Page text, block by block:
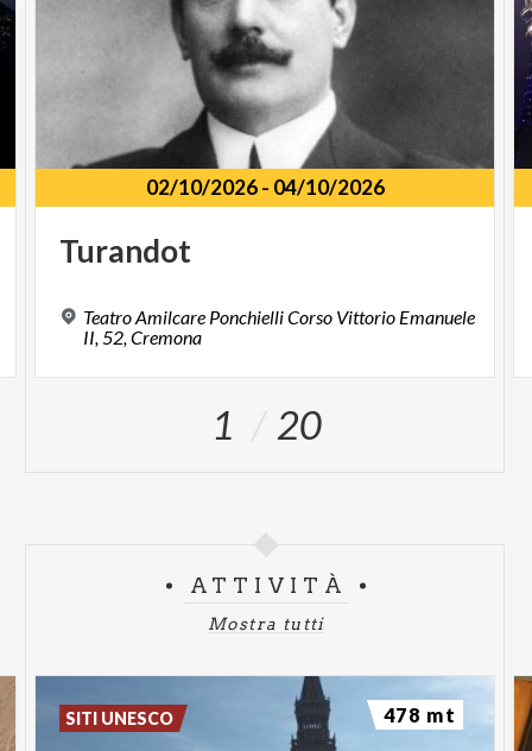
02/10/2026- 04/10/2026
Turandot
Teatro Amilcare Ponchielli Corso Vittorio Emanuele
II, 52, Cremona
1 20
ATTIVITÀ
Mostra tutti
SITI UNESCO 478 mt